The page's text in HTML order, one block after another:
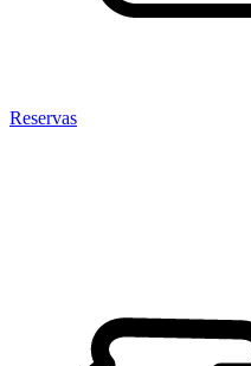
Reservas